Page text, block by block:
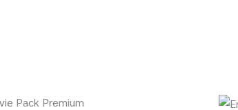
Pack Premium